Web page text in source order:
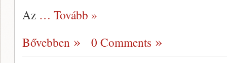
Az … Tovább »
Bővebben
0 Comments